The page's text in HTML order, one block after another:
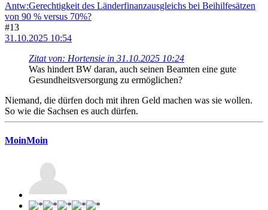
Antw:Gerechtigkeit des Länderfinanzausgleichs bei Beihilfesätzen
von 90 % versus 70%?
#13
31.10.2025 10:54
Zitat von: Hortensie in 31.10.2025 10:24
Was hindert BW daran, auch seinen Beamten eine gute
Gesundheitsversorgung zu ermöglichen?
Niemand, die dürfen doch mit ihren Geld machen was sie wollen.
So wie die Sachsen es auch dürfen.
MoinMoin